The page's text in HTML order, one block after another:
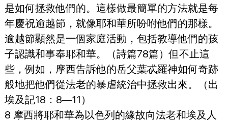
是如何拯救他們的。這樣做最簡單的方法就是每
年慶祝逾越節，就像耶和華所吩咐他們的那樣。
逾越節顯然是一個家庭活動，包括教導他們的孩
子認識和事奉耶和華。（詩篇78篇）但不止這
些，例如，摩西告訴他的岳父葉忒羅神如何奇跡
般地把他們從法老的暴虐統治中拯救出來。（出
埃及記18：8—11）
8 摩西將耶和華為以色列的緣故向法老和埃及人